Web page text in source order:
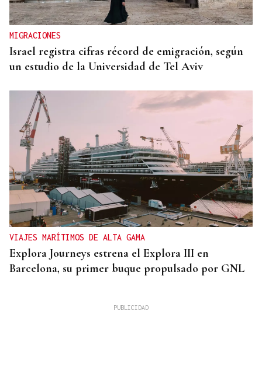
MIGRACIONES
Israel registra cifras récord de emigración, según
un estudio de la Universidad de Tel Aviv
VIAJES MARÍTIMOS DE ALTA GAMA
Explora Journeys estrena el Explora III en
Barcelona, su primer buque propulsado por GNL